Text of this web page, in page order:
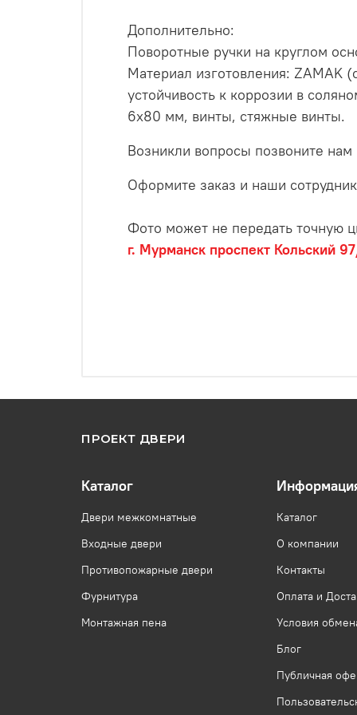
Дополнительно:
Поворотные ручки на круглом
Материал изготовления: ZAMAK
устойчивость к коррозии в
6x80 мм, винты, стяжные винты.
Возникли вопросы позвоните нам
Оформите заказ и наши
Фото может не передать точную
г. Мурманск проспект Кольский
ПРОЕКТ ДВЕРИ
Каталог
Двери межкомнатные
Входные двери
Противопожарные двери
Фурнитура
Монтажная пена
Каталог
О компании
Контакты
Оплата и
Условия
Блог
Публичная